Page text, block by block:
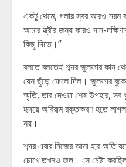
একটু থেমে, গলার স্বর আরও নরম
আমার স্ত্রীর জন্য কারও দান-
কিছু দিতে।”
বলতে বলতেই শব্দর জুলফার কান
যেন ছুঁড়ে ফেলে দিল। জুলফার
স্মৃতি, তার দেওয়া শেষ উপহার, সব
হৃদয়ে অবিরাম রক্তক্ষরণ হতে
নয়।
শব্দর এবার নিজের আনা হার অতি
চোখে তখনও জল। সে চেষ্টা